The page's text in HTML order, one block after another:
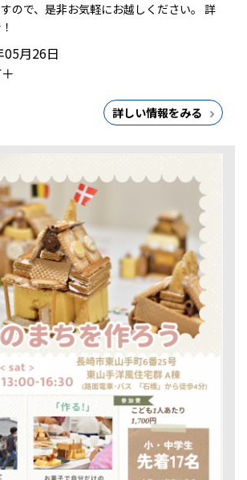
ので、是非お気軽にお越しください。 詳
月26日
詳しい情報をみる